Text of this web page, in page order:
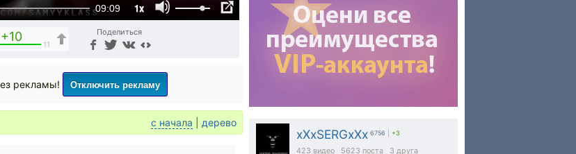
09:09 1x
+10
11
Поделиться
xXxSERGxXx 6756 +3
423 видео 5623 поста 3 друга
рекламы! Отключить рекламу
с начала дерево